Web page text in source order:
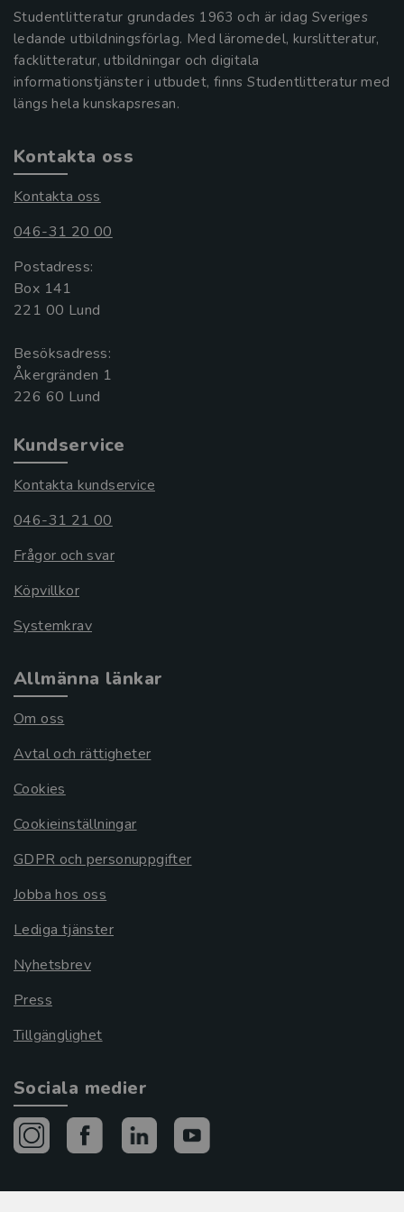
Studentlitteratur grundades 1963 och är idag Sveriges
ledande utbildningsförlag. Med läromedel, kurslitteratur,
facklitteratur, utbildningar och digitala
informationstjänster i utbudet, finns Studentlitteratur med
längs hela kunskapsresan.
Kontakta oss
Kontakta oss
046-31 20 00
Postadress:
Box 141
221 00 Lund
Besöksadress:
Åkergränden 1
Kundservice
Kontakta kundservice
046-31 21 00
Frågor och svar
Köpvillkor
Systemkrav
Allmänna länkar
Om oss
Avtal och rättigheter
Cookies
Cookieinställningar
GDPR och personuppgifter
Jobba hos oss
Lediga tjänster
Nyhetsbrev
Press
Tillgänglighet
Sociala medier